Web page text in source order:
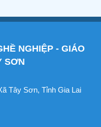
NGHIỆP - GIÁO
SƠN
Tây Sơn, Tỉnh Gia Lai